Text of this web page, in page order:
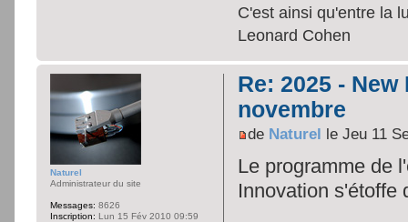
C'est ainsi qu'entre la
Leonard Cohen
Re: 2025 -
novembre
de Naturel le Jeu 11
Le programme de
Innovation s'étoffe
Naturel
Administrateur du site
Messages: 8626
Inscription: Lun 15 Fév 2010 09:59